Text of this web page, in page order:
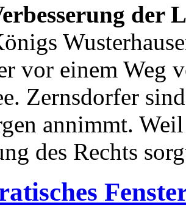
der
vor einem Weg
Zernsdorfer
annimmt.
des Rechts